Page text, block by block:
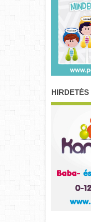
HIRDETÉS